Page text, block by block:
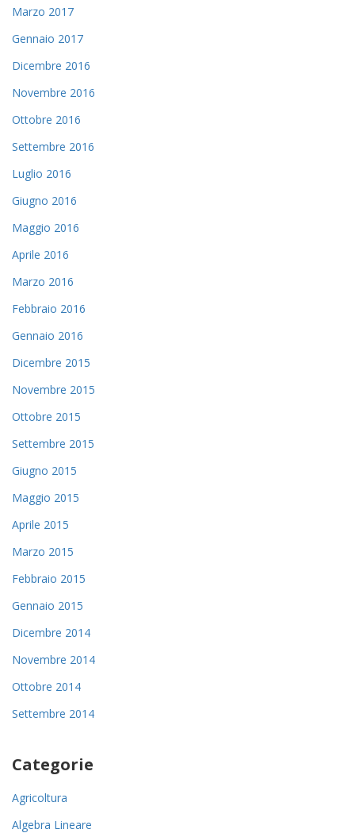
Marzo 2017
Gennaio 2017
Dicembre 2016
Novembre 2016
Ottobre 2016
Settembre 2016
Luglio 2016
Giugno 2016
Maggio 2016
Aprile 2016
Marzo 2016
Febbraio 2016
Gennaio 2016
Dicembre 2015
Novembre 2015
Ottobre 2015
Settembre 2015
Giugno 2015
Maggio 2015
Aprile 2015
Marzo 2015
Febbraio 2015
Gennaio 2015
Dicembre 2014
Novembre 2014
Ottobre 2014
Settembre 2014
Categorie
Agricoltura
Algebra Lineare